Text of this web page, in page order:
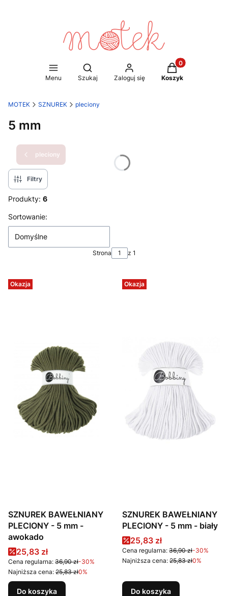
Menu
Otwórz wyszukiwarkę
Szukaj Zaloguj się
Produkty w
Koszyk
MOTEK SZNUREK pleciony
5 mm
pleciony
Filtry
Produkty: 6
Lista produktów
Sortowanie:
Domyślne
Strona z 1
Okazja
SZNUREK BAWEŁNIANY
PLECIONY - 5 mm -
awokado
Cena promocyjna
25,83 zł
Cena regularna: 36,90 zł-30%
Najniższa cena: 25,83 zł0%
Do koszyka
Okazja
SZNUREK BAWEŁNIANY
PLECIONY - 5 mm - biały
Cena promocyjna
25,83 zł
Cena regularna: 36,90 zł-30%
Najniższa cena: 25,83 zł0%
Do koszyka